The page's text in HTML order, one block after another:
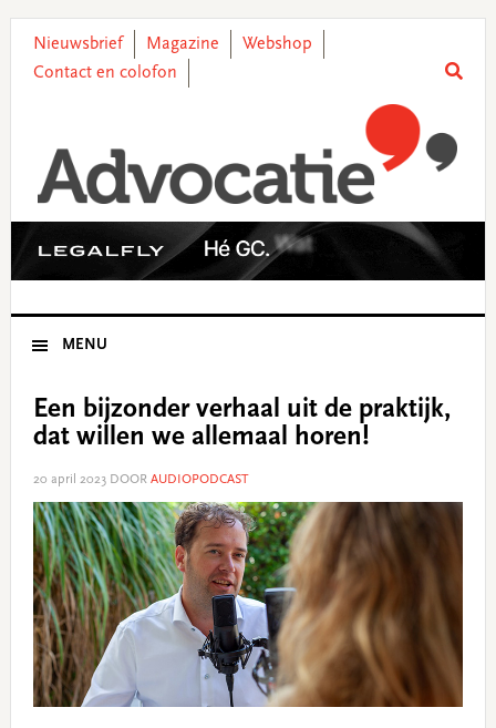
primary
main
primary
footer
Nieuwsbrief Magazine
Webshop
Contact en colofon
MENU
Een bijzonder verhaal uit de praktijk,
dat willen we allemaal horen!
20 april 2023DOOR AUDIOPODCAST